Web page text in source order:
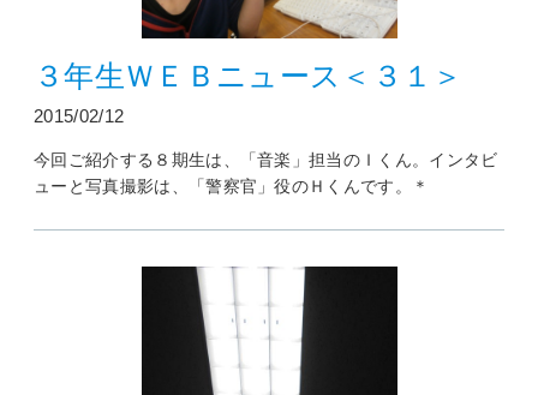
３年生ＷＥＢニュース＜３１＞
2015/02/12
今回ご紹介する８期生は、「音楽」担当のＩくん。インタビ
ューと写真撮影は、「警察官」役のＨくんです。＊